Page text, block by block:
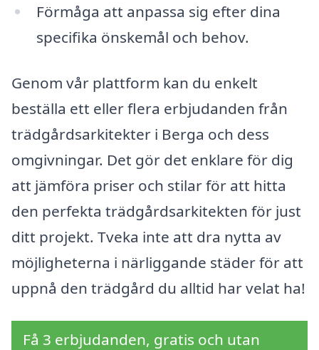
Förmåga att anpassa sig efter dina
specifika önskemål och behov.
Genom vår plattform kan du enkelt
beställa ett eller flera erbjudanden från
trädgårdsarkitekter i Berga och dess
omgivningar. Det gör det enklare för dig
att jämföra priser och stilar för att hitta
den perfekta trädgårdsarkitekten för just
ditt projekt. Tveka inte att dra nytta av
möjligheterna i närliggande städer för att
uppnå den trädgård du alltid har velat ha!
Få 3 erbjudanden, gratis och utan